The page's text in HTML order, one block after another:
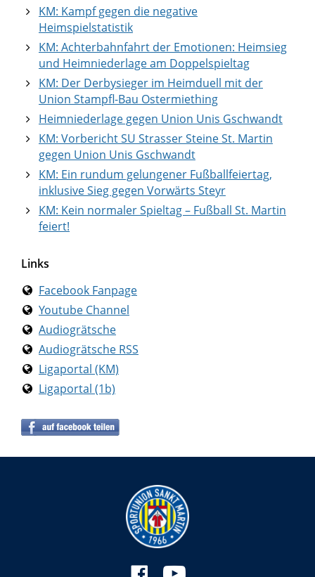
KM: Kampf gegen die negative
Heimspielstatistik
KM: Achterbahnfahrt der Emotionen: Heimsieg
und Heimniederlage am Doppelspieltag
KM: Der Derbysieger im Heimduell mit der
Union Stampfl-Bau Ostermiething
Heimniederlage gegen Union Unis Gschwandt
KM: Vorbericht SU Strasser Steine St. Martin
gegen Union Unis Gschwandt
KM: Ein rundum gelungener Fußballfeiertag,
inklusive Sieg gegen Vorwärts Steyr
KM: Kein normaler Spieltag – Fußball St. Martin
feiert!
Links
Facebook Fanpage
Youtube Channel
Audiogrätsche
Audiogrätsche RSS
Ligaportal (KM)
Ligaportal (1b)